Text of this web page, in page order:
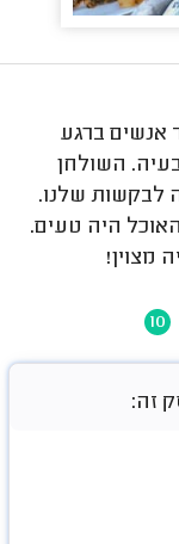
אנשים ברגע
השולחן
לבקשות שלנו.
היה טעים.
מצוין!
10